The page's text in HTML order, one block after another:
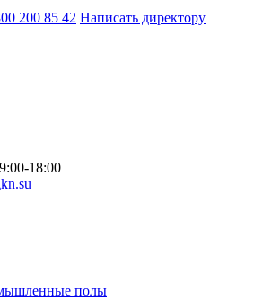
200 85 42 Написать директору
18:00
полы